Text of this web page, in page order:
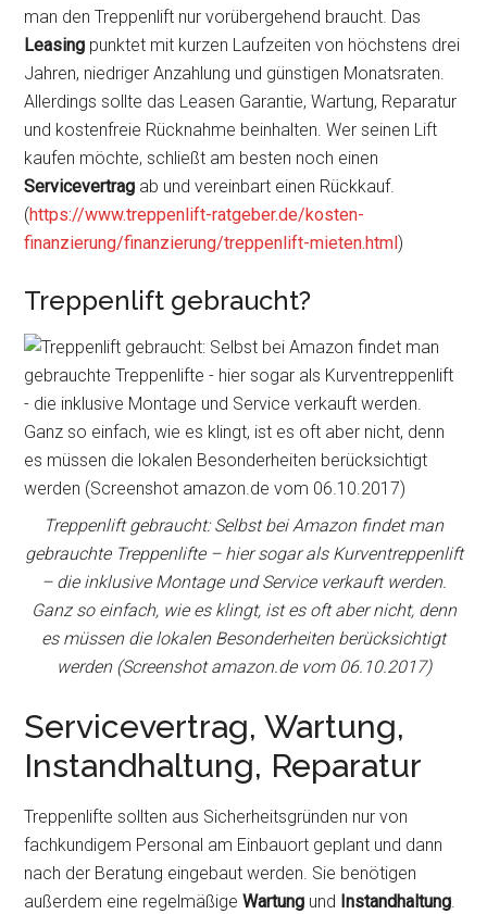
man den Treppenlift nur vorübergehend braucht. Das
Leasing punktet mit kurzen Laufzeiten von höchstens drei
Jahren, niedriger Anzahlung und günstigen Monatsraten.
Allerdings sollte das Leasen Garantie, Wartung, Reparatur
und kostenfreie Rücknahme beinhalten. Wer seinen Lift
kaufen möchte, schließt am besten noch einen
Servicevertrag ab und vereinbart einen Rückkauf.
(https://www.treppenlift-ratgeber.de/kosten-
finanzierung/finanzierung/treppenlift-mieten.html)
Treppenlift gebraucht?
Treppenlift gebraucht: Selbst bei Amazon findet man
gebrauchte Treppenlifte – hier sogar als Kurventreppenlift
– die inklusive Montage und Service verkauft werden.
Ganz so einfach, wie es klingt, ist es oft aber nicht, denn
es müssen die lokalen Besonderheiten berücksichtigt
werden (Screenshot amazon.de vom 06.10.2017)
Servicevertrag, Wartung,
Instandhaltung, Reparatur
Treppenlifte sollten aus Sicherheitsgründen nur von
fachkundigem Personal am Einbauort geplant und dann
nach der Beratung eingebaut werden. Sie benötigen
außerdem eine regelmäßigeWartung und Instandhaltung